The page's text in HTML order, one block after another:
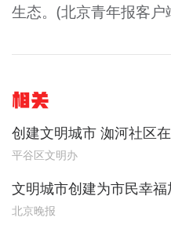
生态。(北京青年报客户
相关
创建文明城市 洳河社区
平谷区文明办
文明城市创建为市民幸福
北京晚报